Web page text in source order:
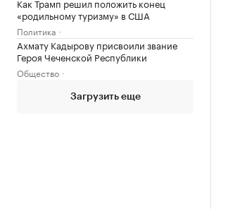
Как Трамп решил положить конец
«родильному туризму» в США
Политика
Ахмату Кадырову присвоили звание
Героя Чеченской Республики
Общество
Загрузить еще